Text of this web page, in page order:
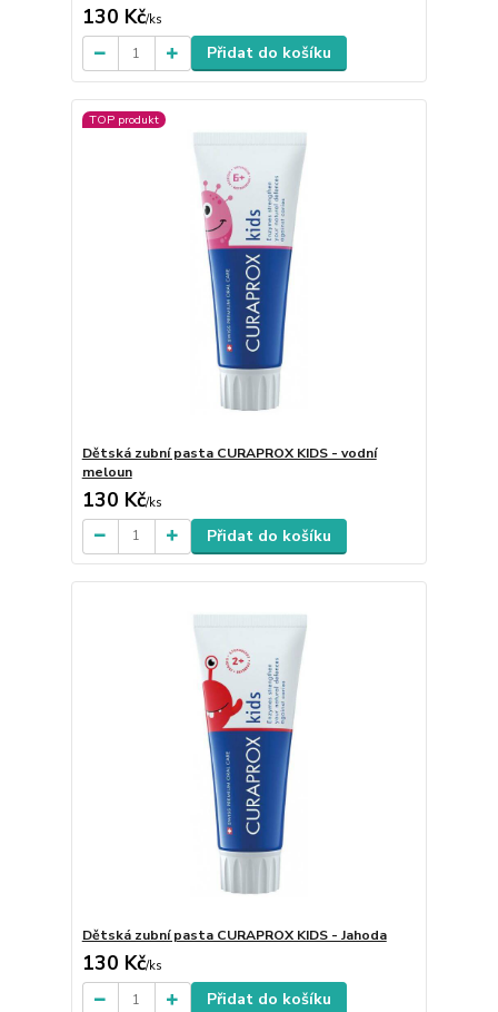
130 Kč/ks
Přidat do košíku
TOP produkt
Dětská zubní pasta CURAPROX KIDS - vodní
meloun
130 Kč/ks
Přidat do košíku
Dětská zubní pasta CURAPROX KIDS - Jahoda
130 Kč/ks
Přidat do košíku